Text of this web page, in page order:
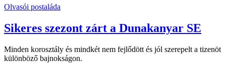
Olvasói postaláda
Sikeres szezont zárt a Dunakanyar SE
Minden korosztály és mindkét nem fejlődött és jól szerepelt a tizenöt
különböző bajnokságon.